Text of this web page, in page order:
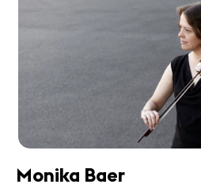
Monika Baer